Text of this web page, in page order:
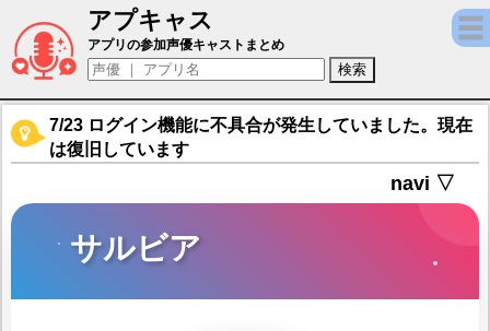
アプキャス
サルビア（声優：桜川未央(非公開))【フラ
アプリの参加声優キャストまとめ
7/23 ログイン機能に不具合が発生していました。現在
は復旧しています
navi ▽
サルビア